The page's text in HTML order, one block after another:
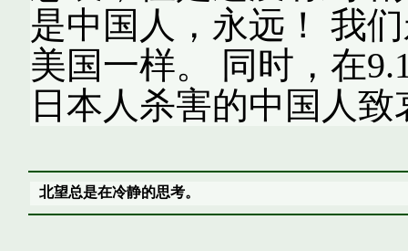
是中国人，永远！ 我
美国一样。 同时，在
日本人杀害的中国人
北望总是在冷静的思考。